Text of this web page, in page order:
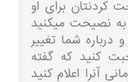
کردنتان برای او
به نصیحت میکنید
شما تغییر
کنید که گفته
آنرا اعلام کنید